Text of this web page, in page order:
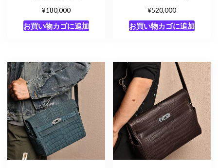
¥180,000
お買い物カゴに追加
¥520,000
お買い物カゴに追加